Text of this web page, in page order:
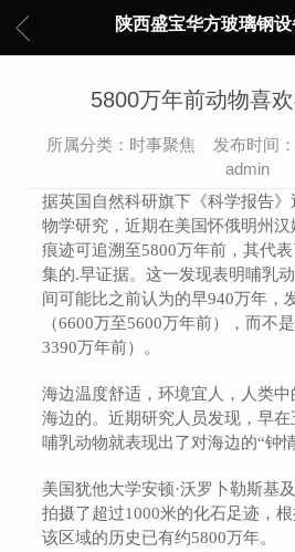
陕西盛宝华方玻璃钢设
5800万年前动物喜
所属分类：时事聚焦 发布时间
admin
据英国自然科研旗下《科学报告
物学研究，近期在美国怀俄明州
痕迹可追溯至5800万年前，其代
集的.早证据。这一发现表明哺乳
间可能比之前认为的早940万年，
（6600万至5600万年前），而不
3390万年前）。
海边温度舒适，环境宜人，人类
海边的。近期研究人员发现，早
哺乳动物就表现出了对海边的“钟情
美国犹他大学安顿·沃罗卜勒斯基
拍摄了超过1000米的化石足迹，
该区域的历史已有约5800万年。